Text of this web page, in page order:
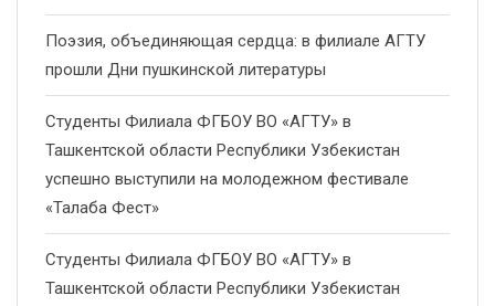
Поэзия, объединяющая сердца: в филиале АГТУ
прошли Дни пушкинской литературы
Студенты Филиала ФГБОУ ВО «АГТУ» в
Ташкентской области Республики Узбекистан
успешно выступили на молодежном фестивале
«Талаба Фест»
Студенты Филиала ФГБОУ ВО «АГТУ» в
Ташкентской области Республики Узбекистан